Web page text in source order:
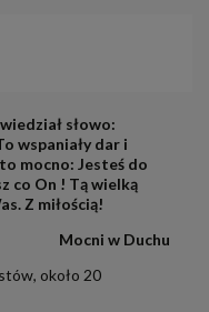
słowo:
wspaniały dar i
mocno: Jesteś do
co On ! Tą wielką
Z miłością!
Mocni w Duchu
około 20